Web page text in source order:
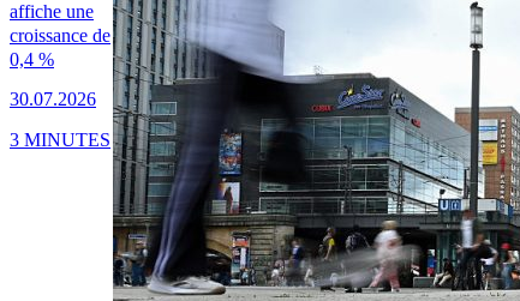
affiche une
croissance de
0,4 %
30.07.2026
3 MINUTES